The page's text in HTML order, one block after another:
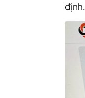
định.